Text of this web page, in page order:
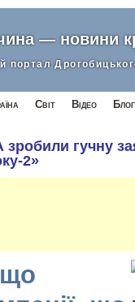
— новини
портал
Світ Відео
гучну
2»